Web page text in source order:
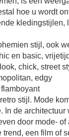
hoe u wordt
stijl, ook
en basic,
chick, street
edgy
stijl. Mode
In de
door mode-
een film of